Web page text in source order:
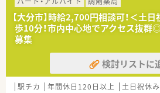
＜働きやすい職場環境＞
■週単位のシフト作成で休暇の調整
■「やりたい」という声を応援！役職
■BBQや運動会など社内イベントが
です。
【大分市】時給2,700円相談可！＜土
歩10分！市内中心地でアクセス抜
募集
検討リストに
駅チカ 年間休日120日以上 土日祝休み